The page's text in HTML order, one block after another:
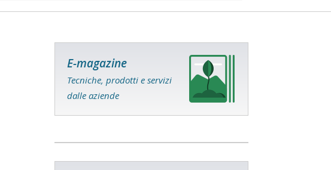
E-magazine
Tecniche, prodotti e servizi
dalle aziende